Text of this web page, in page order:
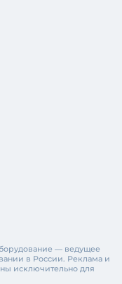
— ведущее
в России. Реклама и
исключительно для